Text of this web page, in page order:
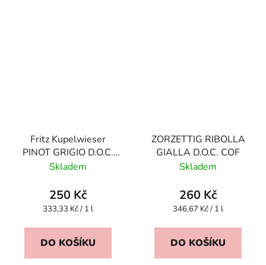
Fritz Kupelwieser
PINOT GRIGIO D.O.C.
Süd Tirol
Skladem
250 Kč
Měrná
333,33 Kč / 1 l
DO KOŠÍKU
ZORZETTIG RIBOLLA
GIALLA D.O.C. COF
Skladem
260 Kč
Měrná
346,67 Kč / 1 l
DO KOŠÍKU